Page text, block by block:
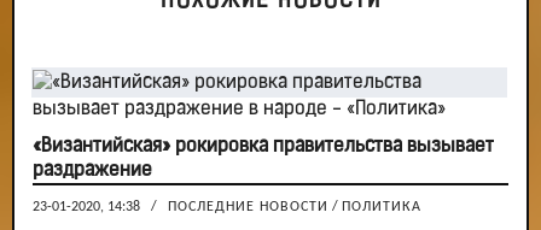
«Византийская» рокировка правительства вызывает
раздражение
23-01-2020, 14:38 / ПОСЛЕДНИЕ НОВОСТИ / ПОЛИТИКА